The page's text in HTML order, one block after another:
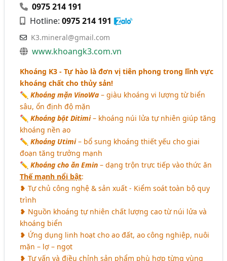
0975 214 191
Hotline:0975 214 191
K3.mineral@gmail.com
www.khoangk3.com.vn
Khoáng K3 - Tự hào là đơn vị tiên phong trong lĩnh vực
khoáng chất cho thủy sản!
✏Khoáng mặn VinoWa – giàu khoáng vi lượng từ biển
sâu, ổn định độ mặn
✏Khoáng bột Ditimi– khoáng núi lửa tự nhiên giúp tăng
khoáng nền ao
✏Khoáng Utimi– bổ sung khoáng thiết yếu cho giai
đoạn tăng trưởng mạnh
✏Khoáng cho ăn Emin – dạng trộn trực tiếp vào thức ăn
Thế mạnh nổi bật:
❥ Tự chủ công nghệ & sản xuất - Kiểm soát toàn bộ quy
trình
❥ Nguồn khoáng tự nhiên chất lượng cao từ núi lửa và
khoáng biển
❥ Ứng dụng linh hoạt cho ao đất, ao công nghiệp, nuôi
mặn – lợ – ngọt
❥ Tư vấn và điều chỉnh sản phẩm phù hợp từng vùng